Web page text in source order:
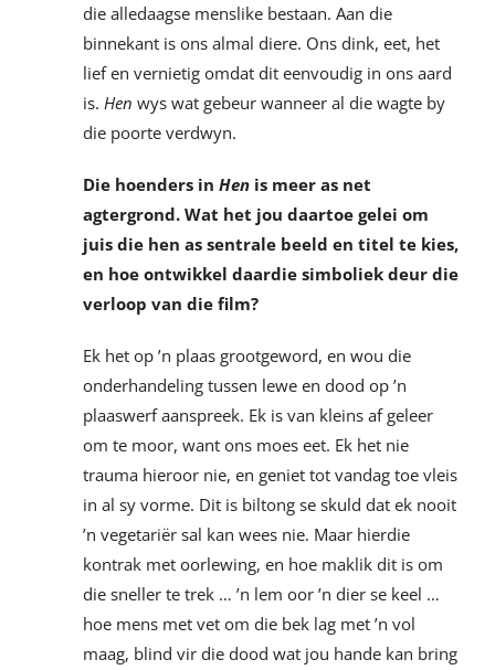
die alledaagse menslike bestaan. Aan die
binnekant is ons almal diere. Ons dink, eet, het
lief en vernietig omdat dit eenvoudig in ons aard
is. Hen wys wat gebeur wanneer al die wagte by
die poorte verdwyn.
Die hoenders in Henis meer as net
agtergrond. Wat het jou daartoe gelei om
juis die hen as sentrale beeld en titel te kies,
en hoe ontwikkel daardie simboliek deur die
verloop van die film?
Ek het op ’n plaas grootgeword, en wou die
onderhandeling tussen lewe en dood op ’n
plaaswerf aanspreek. Ek is van kleins af geleer
om te moor, want ons moes eet. Ek het nie
trauma hieroor nie, en geniet tot vandag toe vleis
in al sy vorme. Dit is biltong se skuld dat ek nooit
’n vegetariër sal kan wees nie. Maar hierdie
kontrak met oorlewing, en hoe maklik dit is om
die sneller te trek … ’n lem oor ’n dier se keel …
hoe mens met vet om die bek lag met ’n vol
maag, blind vir die dood wat jou hande kan bring